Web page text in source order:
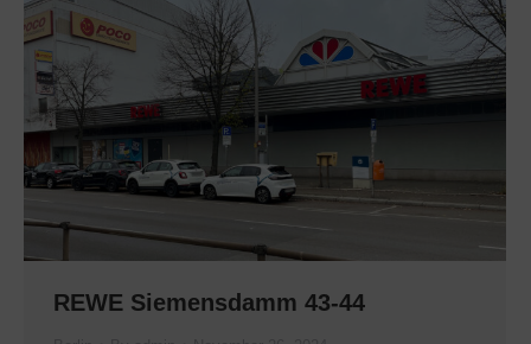
REWE Siemensdamm 43-44